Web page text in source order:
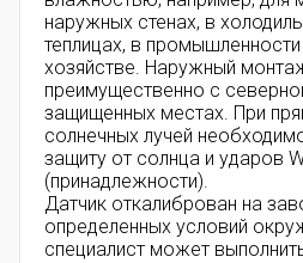
наружных стенах, в
теплицах, в
хозяйстве. Наружный
преимущественно с
защищенных местах. При
солнечных лучей
защиту от солнца и ударов
(принадлежности).
Датчик откалиброван на
определенных условий
специалист может